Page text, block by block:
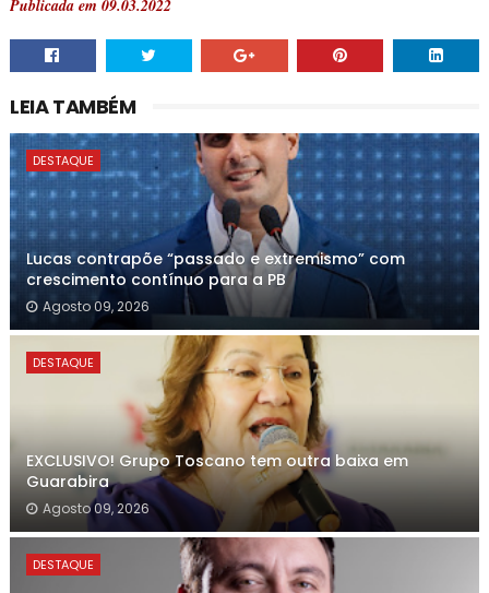
Publicada em 09.03.2022
LEIA TAMBÉM
DESTAQUE
Lucas contrapõe “passado e extremismo” com
crescimento contínuo para a PB
Agosto 09, 2026
DESTAQUE
EXCLUSIVO! Grupo Toscano tem outra baixa em
Guarabira
Agosto 09, 2026
DESTAQUE